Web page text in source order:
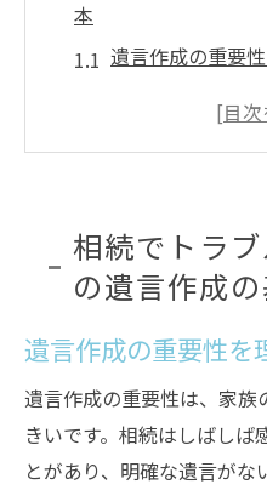
本
遺言作成の重要
相続における遺
専門家のサポート
遺言作成時に考慮す
相続財産の明確化
法定相続人とそ
遺産分割の公平
特定財産の受取
相続でトラ
の遺言作成
遺言作成の重要性を
遺言作成の重要性は、家
きいです。相続はしばしば
とがあり、明確な遺言が